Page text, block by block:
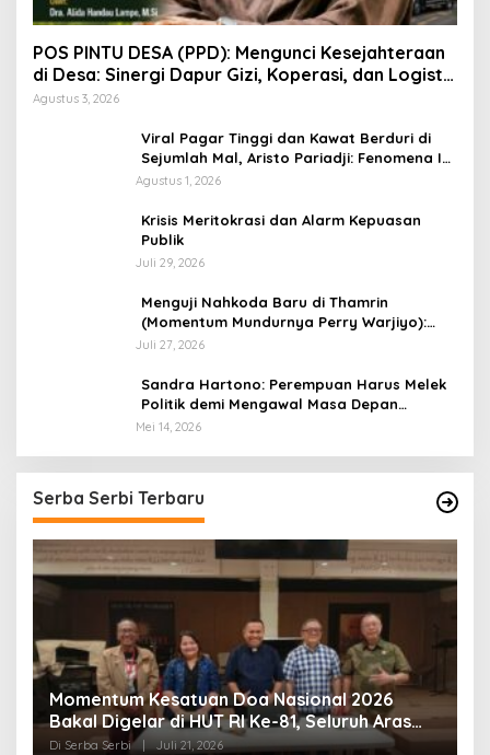
POS PINTU DESA (PPD): Mengunci Kesejahteraan
di Desa: Sinergi Dapur Gizi, Koperasi, dan Logistik
Terpadu
Agustus 3, 2026
Viral Pagar Tinggi dan Kawat Berduri di
Sejumlah Mal, Aristo Pariadji: Fenomena Ini
Cerminan Pentingnya Membangun
Agustus 1, 2026
​Krisis Meritokrasi dan Alarm Kepuasan
Publik
Juli 29, 2026
​Menguji Nahkoda Baru di Thamrin
(Momentum Mundurnya Perry Warjiyo):
Sinergi Kebijakan Moneter-Fiskal di Era
Juli 27, 2026
Sandra Hartono: Perempuan Harus Melek
Politik demi Mengawal Masa Depan
Bangsa
Mei 14, 2026
Serba Serbi Terbaru
Momentum Kesatuan Doa Nasional 2026
Bakal Digelar di HUT RI Ke-81, Seluruh Aras
Gereja Bersatu Doakan Indonesia
Di Serba Serbi Juli 21, 2026